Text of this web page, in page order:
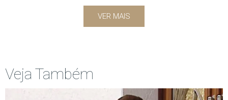
VER MAIS
Veja Também